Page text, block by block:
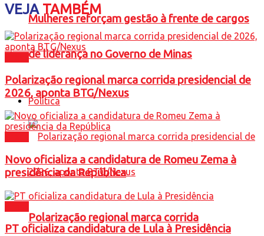
Mulheres reforçam gestão à frente de cargos
de liderança no Governo de Minas
Política
Polarização regional marca corrida
VEJATAMBÉM
Polarização regional marca corrida presidencial de
2026, aponta BTG/Nexus
Novo oficializa a candidatura de Romeu Zema à
presidência da República
PT oficializa candidatura de Lula à Presidência